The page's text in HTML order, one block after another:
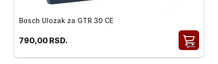
Bosch Ulozak za GTR 30 CE
790,00 RSD.